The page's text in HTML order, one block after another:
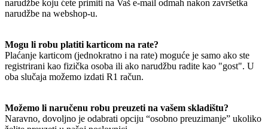
narudžbe koju ćete primiti na Vaš e-mail odmah nakon završetka
narudžbe na webshop-u.
Mogu li robu platiti karticom na rate?
Plaćanje karticom (jednokratno i na rate) moguće je samo ako ste
registrirani kao fizička osoba ili ako narudžbu radite kao "gost". U
oba slučaja možemo izdati R1 račun.
Možemo li naručenu robu preuzeti na vašem skladištu?
Naravno, dovoljno je odabrati opciju “osobno preuzimanje” ukoliko